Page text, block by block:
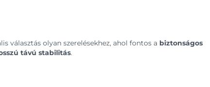
választás olyan szerelésekhez, ahol fontos a biztonságos
távú stabilitás.